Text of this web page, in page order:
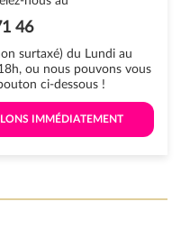
46
surtaxé) du Lundi au
ou nous pouvons vous
ci-dessous !
IMMÉDIATEMENT